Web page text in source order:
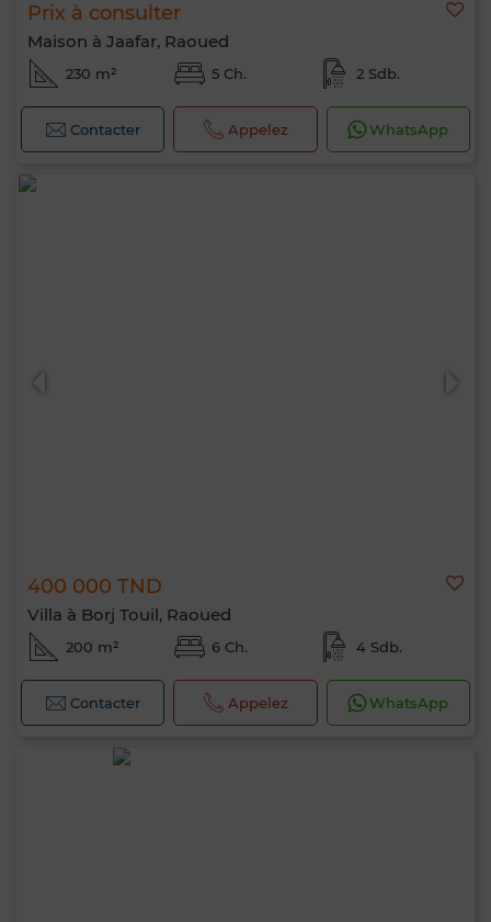
Prix à consulter
Maison à Jaafar, Raoued
230 m² 5 Ch. 2 Sdb.
Contacter Appelez WhatsApp
400 000 TND
Villa à Borj Touil, Raoued
200 m² 6 Ch. 4 Sdb.
Contacter Appelez WhatsApp